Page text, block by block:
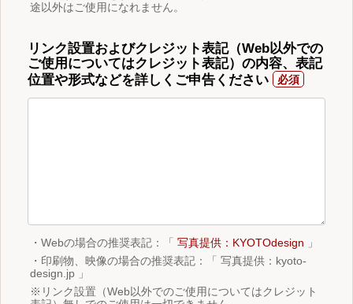
途以外はご使用になれません。
リンク設置およびクレジット表記（Web以外での
ご使用についてはクレジット表記）の内容、表記
位置や形式などを詳しくご申告ください
・Webの場合の推奨表記：「 写真提供：KYOTOdesign 」
・印刷物、映像の場合の推奨表記：「 写真提供：kyoto-
design.jp 」
※リンク設置（Web以外でのご使用についてはクレジット